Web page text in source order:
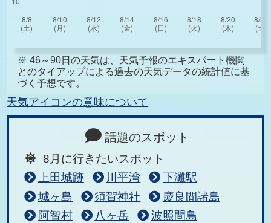
※ 46～90日の天気は、天気予報のエキスパート機関
とのタイアップによる過去の天気データの統計値に基
づく予想です。
天気アイコンの意味について
話題のスポット
8月に行きたいスポット
上田城跡
川平湾
下灘駅
城ヶ島
須賀神社
慶良間諸島
阿智村
八ヶ岳
波照間島